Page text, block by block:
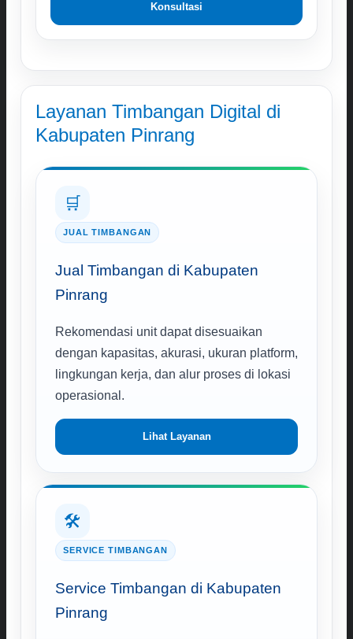
Konsultasi
Layanan Timbangan Digital di
Kabupaten Pinrang
🛒
JUAL TIMBANGAN
Jual Timbangan di Kabupaten
Pinrang
Rekomendasi unit dapat disesuaikan
dengan kapasitas, akurasi, ukuran platform,
lingkungan kerja, dan alur proses di lokasi
operasional.
Lihat Layanan
🛠️
SERVICE TIMBANGAN
Service Timbangan di Kabupaten
Pinrang